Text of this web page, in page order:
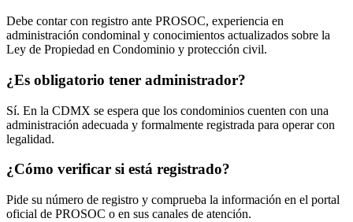
Debe contar con registro ante PROSOC, experiencia en
administración condominal y conocimientos actualizados sobre la
Ley de Propiedad en Condominio y protección civil.
¿Es obligatorio tener administrador?
Sí. En la CDMX se espera que los condominios cuenten con una
administración adecuada y formalmente registrada para operar con
legalidad.
¿Cómo verificar si está registrado?
Pide su número de registro y comprueba la información en el portal
oficial de PROSOC o en sus canales de atención.